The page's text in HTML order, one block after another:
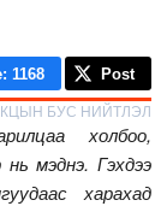
: 1168 Post
БУС НИЙТЛЭЛ
холбоо,
нь мэднэ. Гэхдээ
харахад